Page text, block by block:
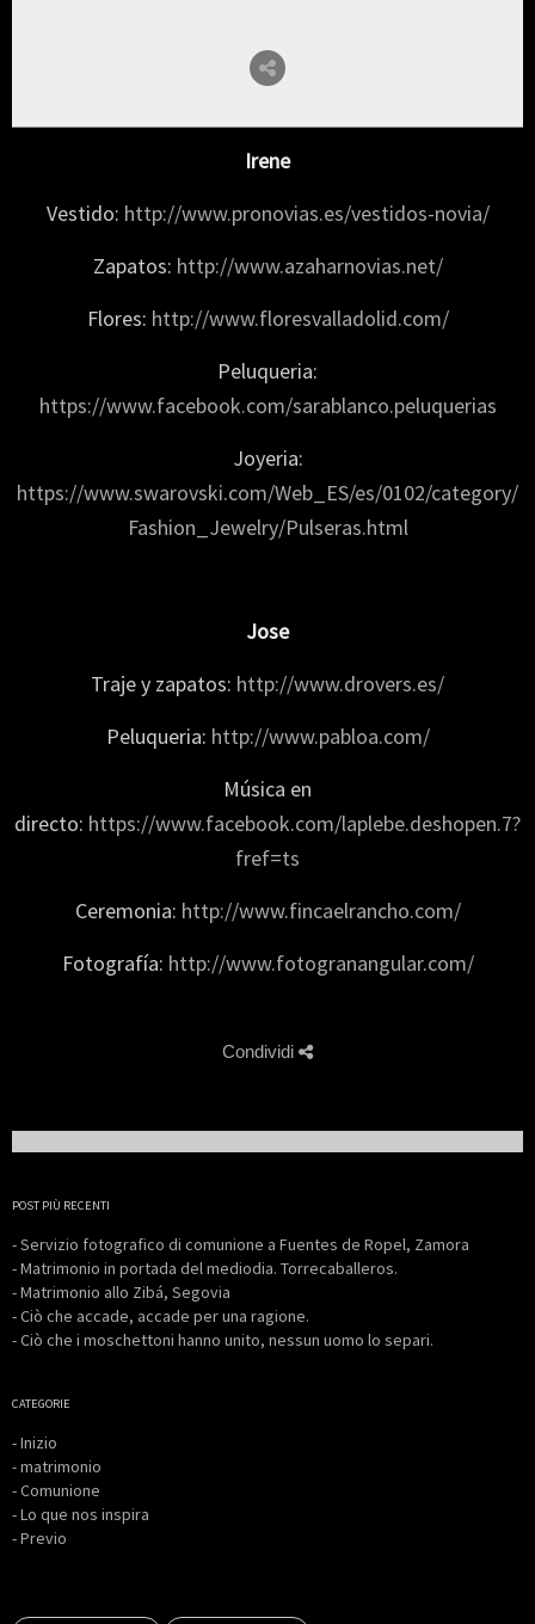
Irene
Vestido: http://www.pronovias.es/vestidos-novia/
Zapatos: http://www.azaharnovias.net/
Flores: http://www.floresvalladolid.com/
Peluqueria:
https://www.facebook.com/sarablanco.peluquerias
Joyeria:
https://www.swarovski.com/Web_ES/es/0102/category/
Fashion_Jewelry/Pulseras.html
Jose
Traje y zapatos: http://www.drovers.es/
Peluqueria: http://www.pabloa.com/
Música en
directo: https://www.facebook.com/laplebe.deshopen.7?
fref=ts
Ceremonia: http://www.fincaelrancho.com/
Fotografía: http://www.fotogranangular.com/
Condividi
POST PIÙ RECENTI
- Servizio fotografico di comunione a Fuentes de Ropel, Zamora
- Matrimonio in portada del mediodia. Torrecaballeros.
- Matrimonio allo Zibá, Segovia
- Ciò che accade, accade per una ragione.
- Ciò che i moschettoni hanno unito, nessun uomo lo separi.
CATEGORIE
- Inizio
- matrimonio
- Comunione
- Lo que nos inspira
- Previo